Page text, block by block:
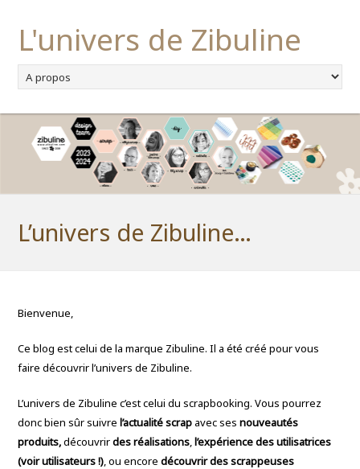
L'univers de Zibuline
L’univers de Zibuline…
Bienvenue,
Ce blog est celui de la marque Zibuline. Il a été créé pour vous
faire découvrir l’univers de Zibuline.
L’univers de Zibuline c’est celui du scrapbooking. Vous pourrez
donc bien sûr suivrel’actualité scrap avec sesnouveautés
produits,découvrirdes réalisations ,l’expérience des utilisatrices
(voir utilisateurs !) , ou encoredécouvrir des scrappeuses